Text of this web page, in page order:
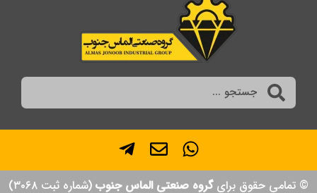
© تمامی حقوق برایگروه صنعتی الماس جنوب (شماره ثبت ۳۰۶۸)